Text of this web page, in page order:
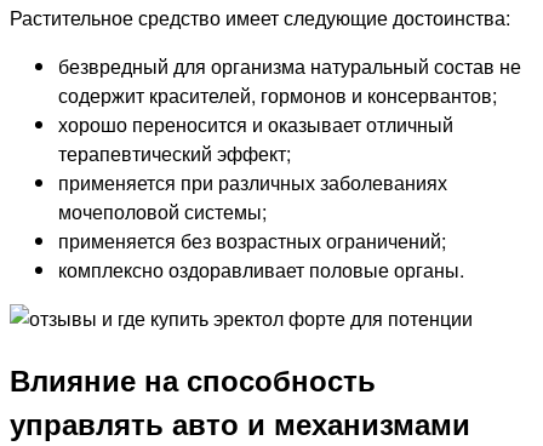
Растительное средство имеет следующие достоинства:
безвредный для организма натуральный состав не
содержит красителей, гормонов и консервантов;
хорошо переносится и оказывает отличный
терапевтический эффект;
применяется при различных заболеваниях
мочеполовой системы;
применяется без возрастных ограничений;
комплексно оздоравливает половые органы.
Влияние на способность
управлять авто и механизмами